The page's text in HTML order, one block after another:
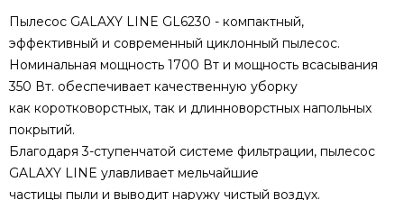
Пылесос GALAXY LINE GL6230 - компактный,
эффективный и современный циклонный пылесос.
Номинальная мощность 1700 Вт и мощность всасывания
350 Вт. обеспечивает качественную уборку
как коротковорстных, так и длинноворстных напольных
покрытий.
Благодаря 3-ступенчатой системе фильтрации, пылесос
GALAXY LINE улавливает мельчайшие
частицы пыли и выводит наружу чистый воздух.